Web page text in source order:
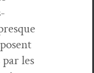
les